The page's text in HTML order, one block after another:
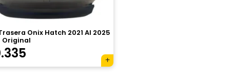
Onix Hatch 2021 Al 2025
Original